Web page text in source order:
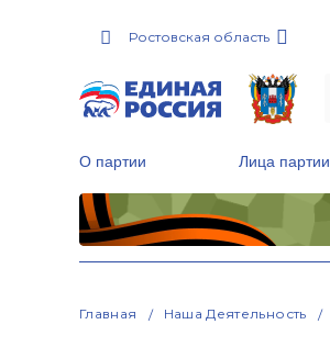
Ростовская область
О партии Лица партии
Главная Наша Деятельность